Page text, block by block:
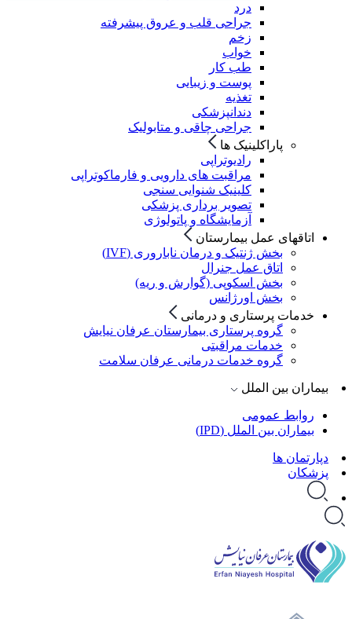
درد
جراحی قلب و عروق پیشرفته
زخم
خواب
طب کار
پوست و زیبایی
تغذیه
دندانپزشکی
جراحی چاقی و متابولیک
پاراکلینیک ها
رادیوتراپی
مراقبت های دارویی و فارماکوتراپی
کلینیک شنوایی سنجی
تصویر برداری پزشکی
آزمایشگاه و پاتولوژی
اتاقهای عمل بیمارستان
بخش ژنتیک و درمان ناباروری (IVF)
اتاق عمل جنرال
بخش اسکوپی (گوارش و ریه)
بخش اورژانس
خدمات پرستاری و درمانی
گروه پرستاری بیمارستان عرفان نیایش
خدمات مراقبتی
گروه خدمات درمانی عرفان سلامت
بیماران بین الملل
روابط عمومی
بیماران بین الملل (IPD)
دپارتمان ها
پزشکان